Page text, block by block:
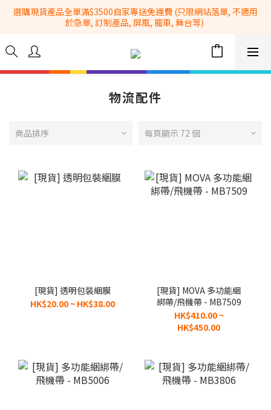
全港No.1一站式設備租售及採購服務供應商
選購現貨產品全單滿$3500自家專送免運費 (只限網站落單, 不適用
於急單, 訂制產品, 屏風, 籠車, 舞台等)
info@hkbasket.com
物流配件
商品排序 每頁顯示 72 個
[現貨] 透明包裝綑膜
HK$20.00 ~ HK$38.00
[現貨] MOVA 多功能綑
綁帶/飛機帶 - MB7509
HK$410.00 ~
HK$450.00